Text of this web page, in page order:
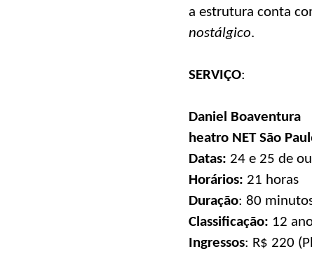
a estrutura conta
nostálgico.
SERVIÇO:
Daniel Boaventura
heatro NET São
Datas: 24 e 25 de
Horários: 21 horas
Duração: 80
Classificação: 12
Ingressos: R$ 220